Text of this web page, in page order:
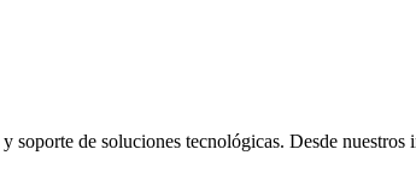
soporte de soluciones tecnológicas. Desde